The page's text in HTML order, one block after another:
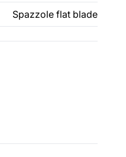
Spazzole flat blade